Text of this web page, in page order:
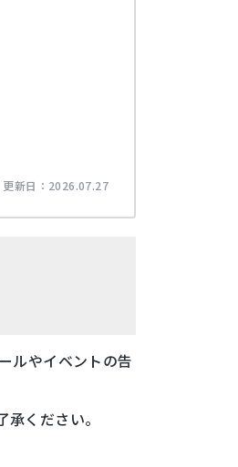
更新日： 2026.07.27
ルやイベントの告
ください。